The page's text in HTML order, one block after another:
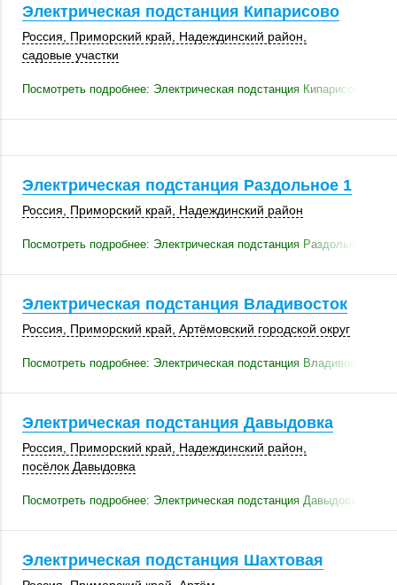
Электрическая подстанция Кипарисово
Россия Приморский край Надеждинский район
садовые участки
Посмотреть подробнее: Электрическая подстанция Кипарисово
Электрическая подстанция Раздольное 1
Россия Приморский край Надеждинский район
Посмотреть подробнее: Электрическая подстанция Раздольное 1
Электрическая подстанция Владивосток
Россия Приморский край , Артёмовский городской округ
Посмотреть подробнее: Электрическая подстанция Владивосток
Электрическая подстанция Давыдовка
Россия Приморский край Надеждинский район
посёлок Давыдовка
Посмотреть подробнее: Электрическая подстанция Давыдовка
Электрическая подстанция Шахтовая